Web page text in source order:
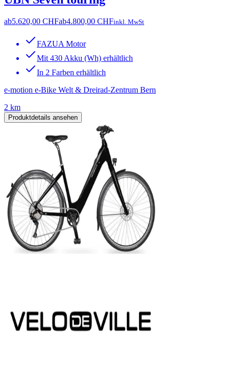
ab5.620,00 CHFab4.800,00 CHFinkl. MwSt
FAZUA Motor
Mit 430 Akku (Wh) erhältlich
In 2 Farben erhältlich
e-motion e-Bike Welt & Dreirad-Zentrum Bern
2 km
Produktdetails ansehen